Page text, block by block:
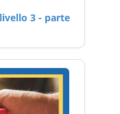
3 - parte